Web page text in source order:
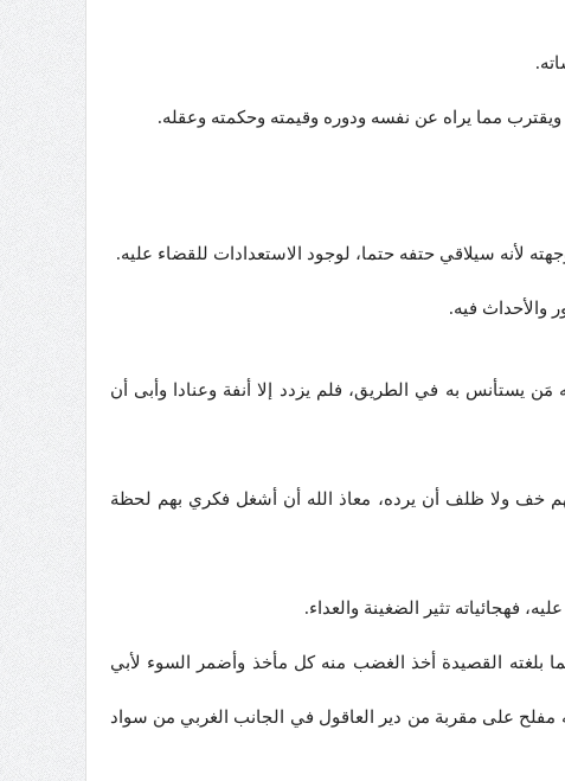
مما يراه عن نفسه ودوره وقيمته وحكمته وعقله.
لأنه سيلاقي حتفه حتما، لوجود الاستعدادات للقضاء عليه.
والأحداث فيه.
يستأنس به في الطريق، فلم يزدد إلا أنفة وعنادا وأبى أن
خف ولا ظلف أن يرده، معاذ الله أن أشغل فكري بهم لحظة
فهجائياته تثير الضغينة والعداء.
بلغته القصيدة أخذ الغضب منه كل مأخذ وأضمر السوء لأبي
مفلح على مقربة من دير العاقول في الجانب الغربي من سواد